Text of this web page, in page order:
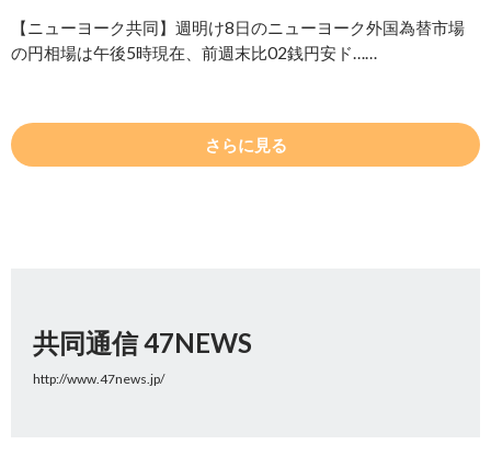
【ニューヨーク共同】週明け8日のニューヨーク外国為替市場
の円相場は午後5時現在、前週末比02銭円安ド……
さらに見る
共同通信 47NEWS
http://www.47news.jp/